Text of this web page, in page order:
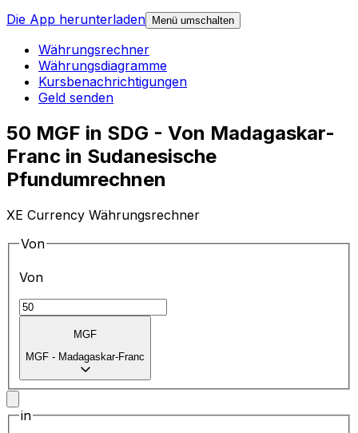
Die App herunterladen
Menü umschalten
Währungsrechner
Währungsdiagramme
Kursbenachrichtigungen
Geld senden
50 MGF in SDG - Von Madagaskar-
Franc in Sudanesische
Pfundumrechnen
XE Currency Währungsrechner
Von
Von
MGF
MGF - Madagaskar-Franc
in